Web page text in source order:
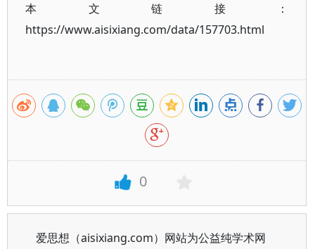
本文链接：
https://www.aisixiang.com/data/157703.html
0
爱思想（aisixiang.com）网站为公益纯学术网